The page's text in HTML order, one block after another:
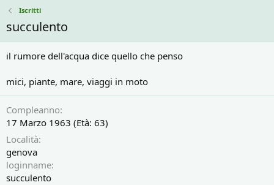
Iscritti
succulento
il rumore dell'acqua dice quello che penso
mici, piante, mare, viaggi in moto
Compleanno
17 Marzo 1963 (Età: 63)
Località
genova
loginname
succulento